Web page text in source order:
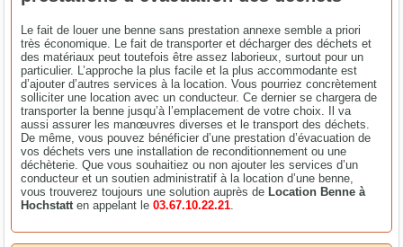
Le fait de louer une benne sans prestation annexe semble a priori
très économique. Le fait de transporter et décharger des déchets et
des matériaux peut toutefois être assez laborieux, surtout pour un
particulier. L’approche la plus facile et la plus accommodante est
d’ajouter d’autres services à la location. Vous pourriez concrètement
solliciter une location avec un conducteur. Ce dernier se chargera de
transporter la benne jusqu’à l’emplacement de votre choix. Il va
aussi assurer les manœuvres diverses et le transport des déchets.
De même, vous pouvez bénéficier d’une prestation d’évacuation de
vos déchets vers une installation de reconditionnement ou une
déchèterie. Que vous souhaitiez ou non ajouter les services d’un
conducteur et un soutien administratif à la location d’une benne,
vous trouverez toujours une solution auprès deLocation Benne à
Hochstatten appelant le03.67.10.22.21